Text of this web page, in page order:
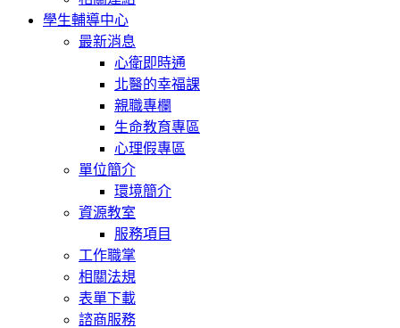
學生輔導中心
最新消息
心衛即時通
北醫的幸福課
親職專欄
生命教育專區
心理假專區
單位簡介
環境簡介
資源教室
服務項目
工作職掌
相關法規
表單下載
諮商服務